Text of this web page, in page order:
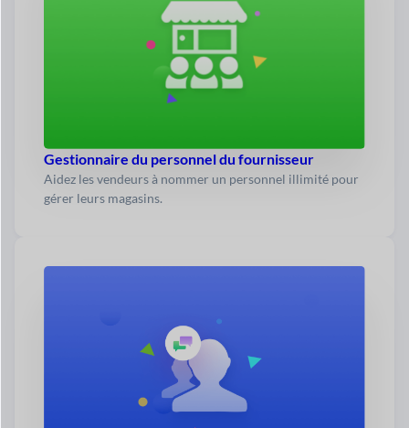
Gestionnaire du personnel du fournisseur
Aidez les vendeurs à nommer un personnel illimité pour
gérer leurs magasins.